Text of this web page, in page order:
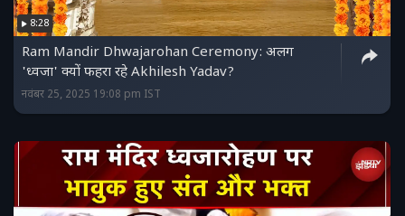
8:28
Ram Mandir Dhwajarohan Ceremony: अलग
'ध्वजा' क्यों फहरा रहे Akhilesh Yadav?
नवंबर 25, 2025 19:08 pm IST